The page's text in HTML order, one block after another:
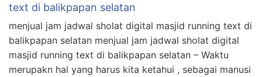
text di balikpapan selatan
menjual jam jadwal sholat digital masjid running text di
balikpapan selatan menjual jam jadwal sholat digital
masjid running text di balikpapan selatan – Waktu
merupakn hal yang harus kita ketahui , sebagai manusi